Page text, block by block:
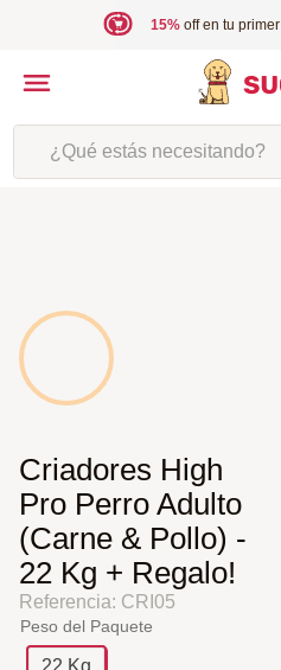
15%off en tu primer
¿Qué estás necesitando?
Criadores High
Pro Perro Adulto
(Carne & Pollo) -
22 Kg + Regalo!
Referencia: CRI05
Peso del Paquete